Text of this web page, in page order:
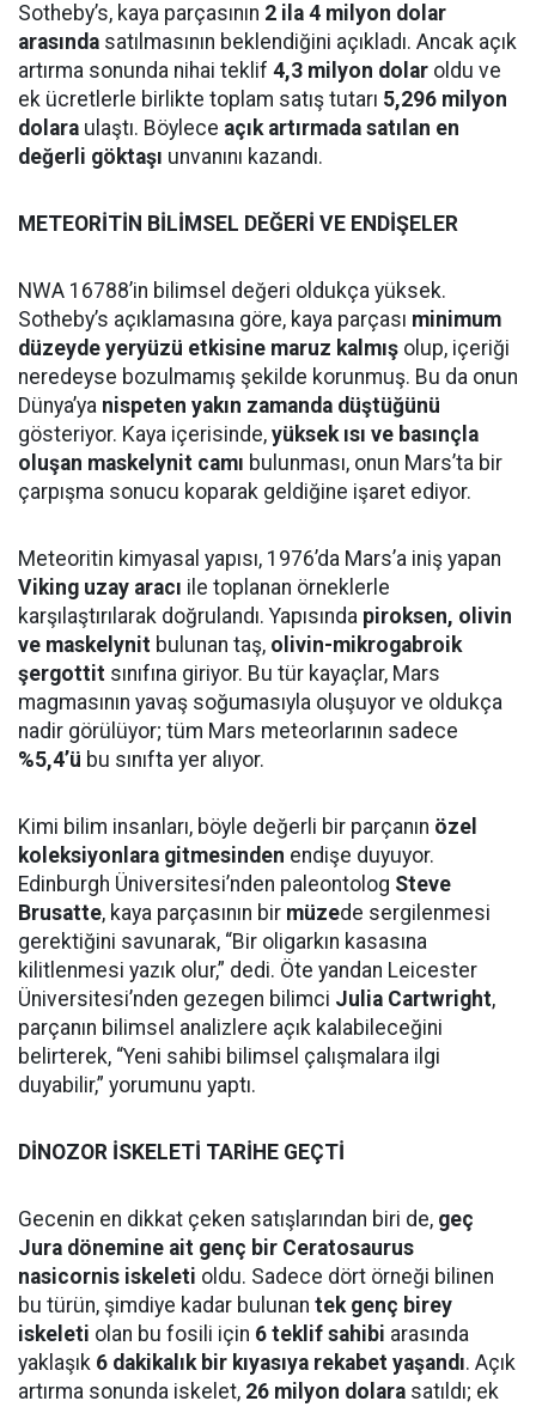
Sotheby’s, kaya parçasının 2 ila 4 milyon dolar
arasında satılmasının beklendiğini açıkladı. Ancak açık
artırma sonunda nihai teklif 4,3 milyon dolar oldu ve
ek ücretlerle birlikte toplam satış tutarı 5,296 milyon
dolara ulaştı. Böylece açık artırmada satılan en
değerli göktaşı unvanını kazandı.
METEORİTİN BİLİMSEL DEĞERİ VE ENDİŞELER
NWA 16788’in bilimsel değeri oldukça yüksek.
Sotheby’s açıklamasına göre, kaya parçası minimum
düzeyde yeryüzü etkisine maruz kalmış olup, içeriği
neredeyse bozulmamış şekilde korunmuş. Bu da onun
Dünya’ya nispeten yakın zamanda düştüğünü
gösteriyor. Kaya içerisinde, yüksek ısı ve basınçla
oluşan maskelynit camı bulunması, onun Mars’ta bir
çarpışma sonucu koparak geldiğine işaret ediyor.
Meteoritin kimyasal yapısı, 1976’da Mars’a iniş yapan
Viking uzay aracı ile toplanan örneklerle
karşılaştırılarak doğrulandı. Yapısında piroksen, olivin
ve maskelynit bulunan taş, olivin-mikrogabroik
şergottit sınıfına giriyor. Bu tür kayaçlar, Mars
magmasının yavaş soğumasıyla oluşuyor ve oldukça
nadir görülüyor; tüm Mars meteorlarının sadece
%5,4’ü bu sınıfta yer alıyor.
Kimi bilim insanları, böyle değerli bir parçanın özel
koleksiyonlara gitmesinden endişe duyuyor.
Edinburgh Üniversitesi’nden paleontolog Steve
Brusatte, kaya parçasının bir müzede sergilenmesi
gerektiğini savunarak, “Bir oligarkın kasasına
kilitlenmesi yazık olur,” dedi. Öte yandan Leicester
Üniversitesi’nden gezegen bilimci Julia Cartwright,
parçanın bilimsel analizlere açık kalabileceğini
belirterek, “Yeni sahibi bilimsel çalışmalara ilgi
duyabilir,” yorumunu yaptı.
DİNOZOR İSKELETİ TARİHE GEÇTİ
Gecenin en dikkat çeken satışlarından biri de, geç
Jura dönemine ait genç bir Ceratosaurus
nasicornis iskeleti oldu. Sadece dört örneği bilinen
bu türün, şimdiye kadar bulunan tek genç birey
iskeleti olan bu fosili için 6 teklif sahibi arasında
yaklaşık 6 dakikalık bir kıyasıya rekabet yaşandı. Açık
artırma sonunda iskelet, 26 milyon dolara satıldı; ek